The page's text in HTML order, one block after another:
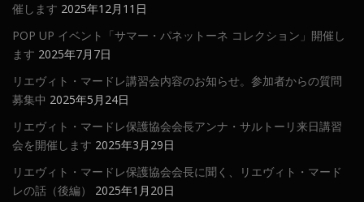
催します 2025年12月11日
POP UP イベント「サマー・パネットーネ コレクション」開催し
ます 2025年7月7日
リエヴィト・マードレ講習会内容のお知らせ。参加者からの質問
募集中 2025年5月24日
リエヴィト・マードレ保護協会会長アンナ・サルトーリ来日講習
会を開催します 2025年3月29日
リエヴィト・マードレ保護協会会長に聞く、リエヴィト・マード
レの話（後編）
2025年1月20日